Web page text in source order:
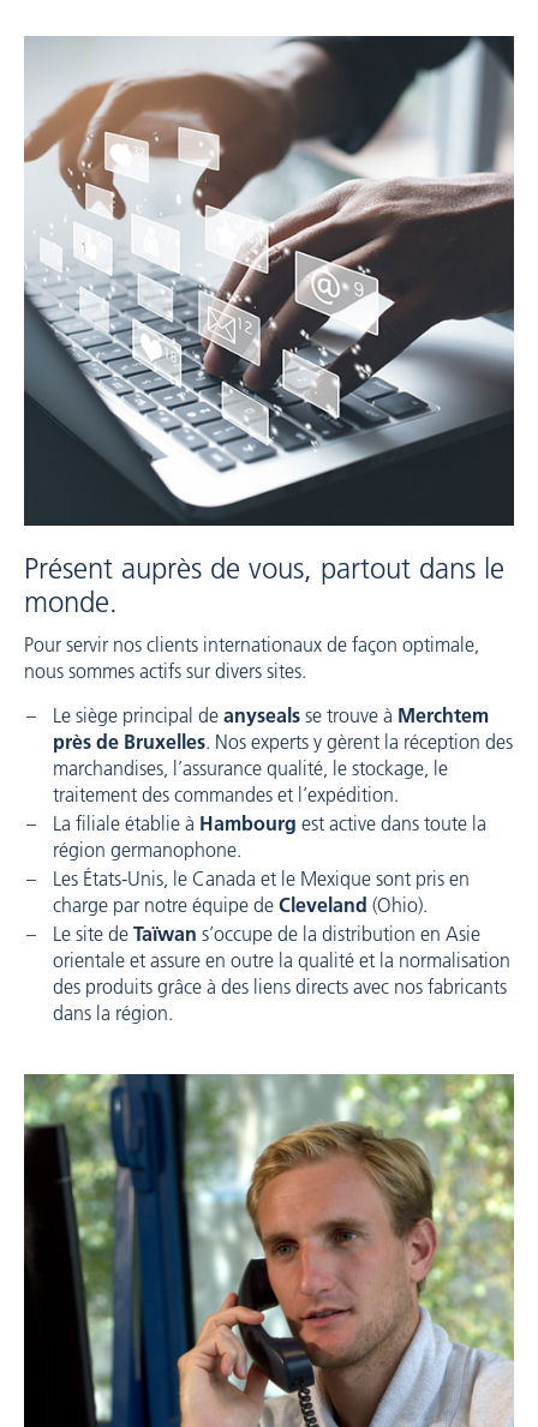
Présent auprès de vous, partout dans le
monde.
Pour servir nos clients internationaux de façon optimale,
nous sommes actifs sur divers sites.
Le siège principal de anyseals se trouve à Merchtem
près de Bruxelles. Nos experts y gèrent la réception des
marchandises, l’assurance qualité, le stockage, le
traitement des commandes et l’expédition.
La filiale établie à Hambourg est active dans toute la
région germanophone.
Les États-Unis, le Canada et le Mexique sont pris en
charge par notre équipe de Cleveland (Ohio).
Le site de Taïwan s’occupe de la distribution en Asie
orientale et assure en outre la qualité et la normalisation
des produits grâce à des liens directs avec nos fabricants
dans la région.